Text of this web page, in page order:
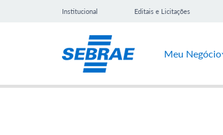
Institucional Editais e Licitações
Meu Negócio